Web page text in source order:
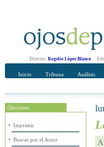
Director: Rogelio López Blanco
Inicio Tribuna Análisis
Opciones
Imprimir
Buscar por el Autor